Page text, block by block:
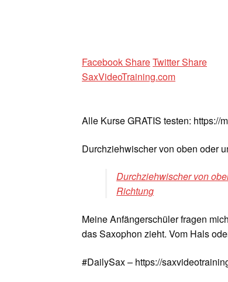
Facebook ShareTwitter Share
SaxVideoTraining.com
Alle Kurse GRATIS testen: https://
Durchziehwischer von oben oder
Durchziehwischer von
Richtung
Meine Anfängerschüler fragen
das Saxophon zieht. Vom Hals
#DailySax – https://